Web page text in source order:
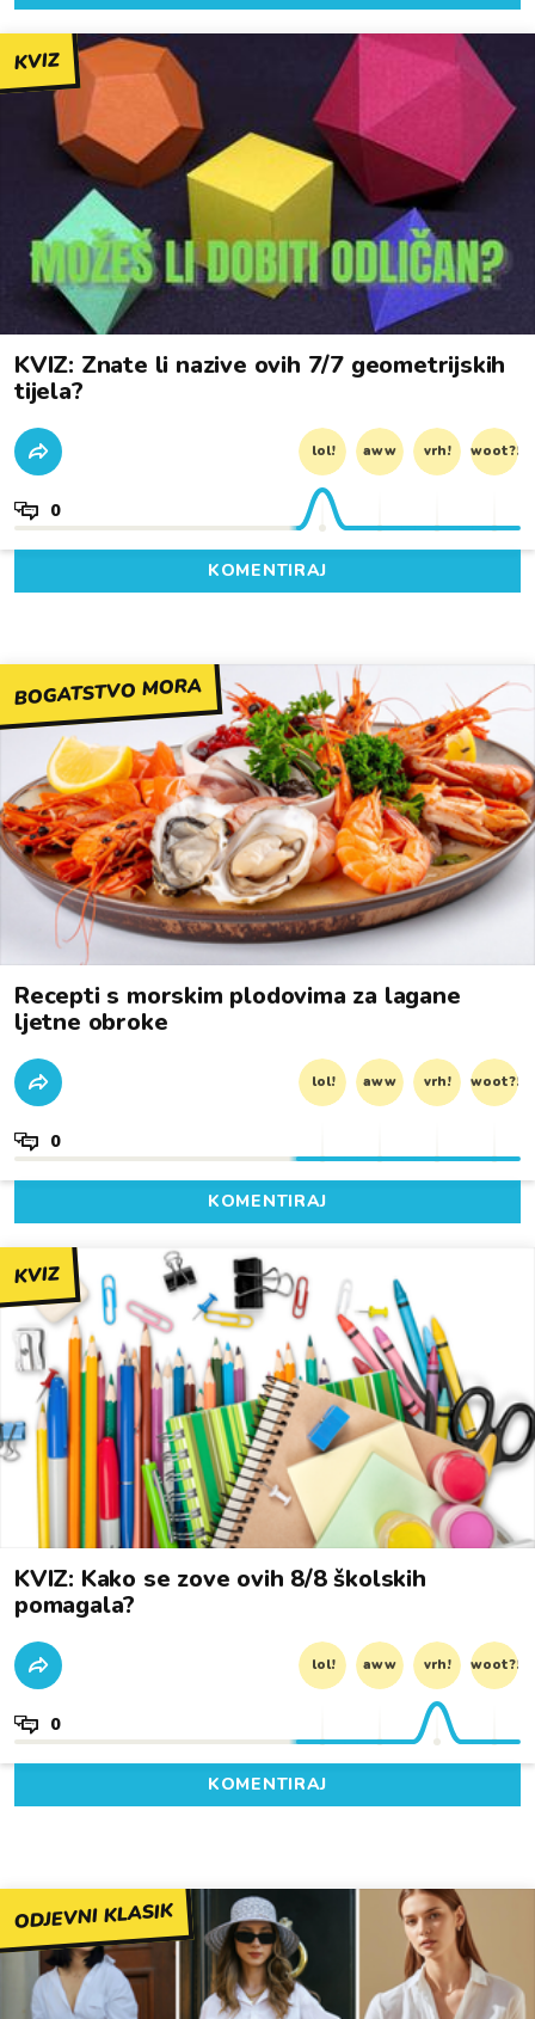
KVIZ
KVIZ: Znate li nazive ovih 7/7 geometrijskih
tijela?
lol! aww vrh! woot?!
0
KOMENTIRAJ
BOGATSTVO MORA
Recepti s morskim plodovima za lagane
ljetne obroke
lol! aww vrh! woot?!
0
KOMENTIRAJ
KVIZ
KVIZ: Kako se zove ovih 8/8 školskih
pomagala?
lol! aww vrh! woot?!
0
KOMENTIRAJ
ODJEVNI KLASIK